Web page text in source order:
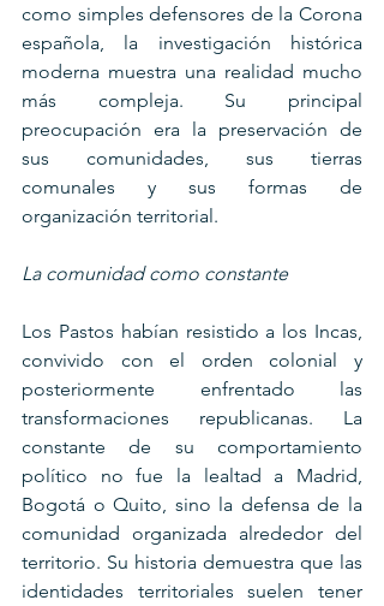
como simples defensores de la Corona
española, la investigación histórica
moderna muestra una realidad mucho
más compleja. Su principal
preocupación era la preservación de
sus comunidades, sus tierras
comunales y sus formas de
organización territorial.
La comunidad como constante
Los Pastos habían resistido a los Incas,
convivido con el orden colonial y
posteriormente enfrentado las
transformaciones republicanas. La
constante de su comportamiento
político no fue la lealtad a Madrid,
Bogotá o Quito, sino la defensa de la
comunidad organizada alrededor del
territorio. Su historia demuestra que las
identidades territoriales suelen tener